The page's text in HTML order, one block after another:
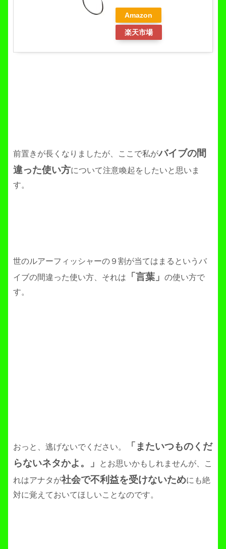
Amazon
楽天市場
前置きが長くなりましたが、ここで私がバイブの間
違った使い方について注意喚起をしたいと思いま
す。
世のルアーフィッシャーの９割が当てはまるというバ
イブの間違った使い方、それは
「言葉」 の使い方で
す。
おっと、逃げないでください。
「またいつものくだ
らないネタかよ。」
とお思いかもしれませんが、こ
れはアナタが社会で不利益を受けないためにも絶
対に覚えておいてほしいことなのです。